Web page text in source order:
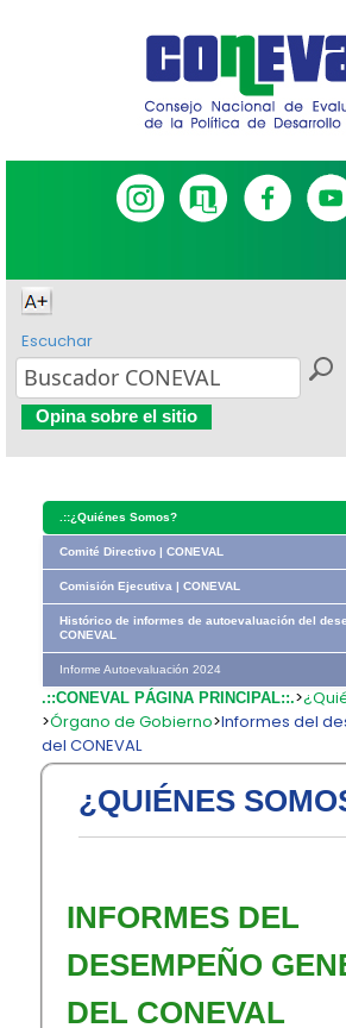
Escuchar
Opina sobre el sitio
.::¿Quiénes Somos?
Comité Directivo | CONEVAL
Comisión Ejecutiva | CONEVAL
Histórico de informes de autoevaluación del
CONEVAL
Informe Autoevaluación 2024
.::CONEVAL PÁGINA PRINCIPAL::.>
>Órgano de Gobierno>Informes del
del CONEVAL
¿QUIÉNES
​INFORMES DEL
DESEMPEÑO
DEL CONEVAL